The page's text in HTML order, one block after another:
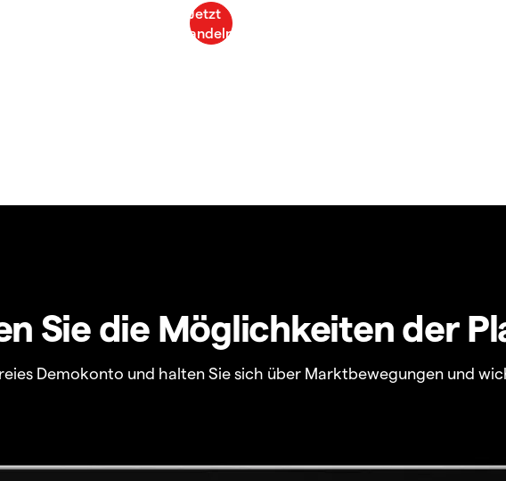
Sie die Möglichkeiten der
Demokonto und halten Sie sich über Marktbewegungen und